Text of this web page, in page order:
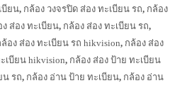
บียน, กล้อง วงจรปิด ส่อง ทะเบียน รถ, กล้อง
ง ส่อง ทะเบียน, กล้อง ส่อง ทะเบียน รถ,
ล้อง ส่อง ทะเบียน รถ hikvision, กล้อง ส่อง
เบียน hikvision, กล้อง ส่อง ป้าย ทะเบียน
น รถ, กล้อง อ่าน ป้าย ทะเบียน, กล้อง อ่าน